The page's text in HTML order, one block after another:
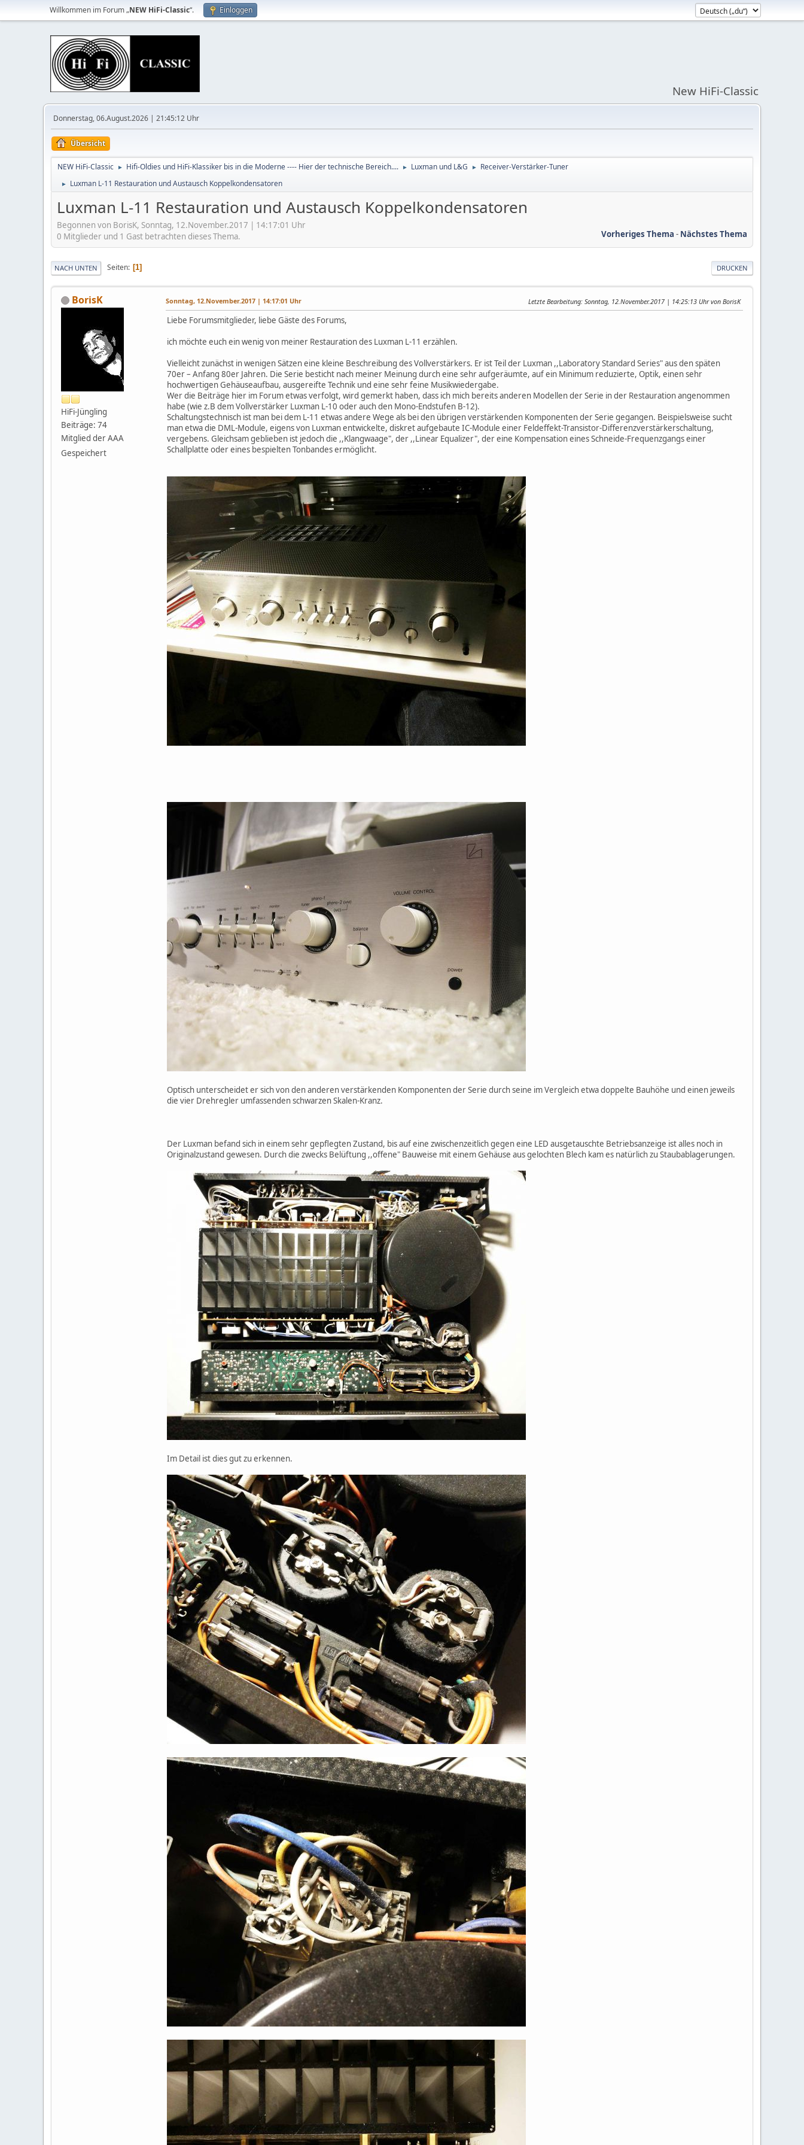
Willkommen im Forum „NEW HiFi-Classic“. Einloggen
New HiFi-Classic
Donnerstag, 06.August.2026 | 21:45:12 Uhr
Übersicht
NEW HiFi-Classic ► Hifi-Oldies und HiFi-Klassiker bis in die Moderne ---- Hier der technische Bereich.... ► Luxman und L&G ► Receiver-Verstärker-Tuner
► Luxman L-11 Restauration und Austausch Koppelkondensatoren
Luxman L-11 Restauration und Austausch Koppelkondensatoren
Begonnen von BorisK, Sonntag, 12.November.2017 | 14:17:01 Uhr
Vorheriges Thema - Nächstes Thema
0 Mitglieder und 1 Gast betrachten dieses Thema.
DRUCKEN
NACH UNTEN Seiten 1
BorisK
HiFi-Jüngling
Beiträge: 74
Mitglied der AAA
Gespeichert
Sonntag, 12.November.2017 | 14:17:01 Uhr Letzte Bearbeitung: Sonntag, 12.November.2017 | 14:25:13 Uhr von BorisK
Liebe Forumsmitglieder, liebe Gäste des Forums,
ich möchte euch ein wenig von meiner Restauration des Luxman L-11 erzählen.
Vielleicht zunächst in wenigen Sätzen eine kleine Beschreibung des Vollverstärkers. Er ist Teil der Luxman ,,Laboratory Standard Series" aus den späten
70er – Anfang 80er Jahren. Die Serie besticht nach meiner Meinung durch eine sehr aufgeräumte, auf ein Minimum reduzierte, Optik, einen sehr
hochwertigen Gehäuseaufbau, ausgereifte Technik und eine sehr feine Musikwiedergabe.
Wer die Beiträge hier im Forum etwas verfolgt, wird gemerkt haben, dass ich mich bereits anderen Modellen der Serie in der Restauration angenommen
habe (wie z.B dem Vollverstärker Luxman L-10 oder auch den Mono-Endstufen B-12).
Schaltungstechnisch ist man bei dem L-11 etwas andere Wege als bei den übrigen verstärkenden Komponenten der Serie gegangen. Beispielsweise sucht
man etwa die DML-Module, eigens von Luxman entwickelte, diskret aufgebaute IC-Module einer Feldeffekt-Transistor-Differenzverstärkerschaltung,
vergebens. Gleichsam geblieben ist jedoch die ,,Klangwaage", der ,,Linear Equalizer", der eine Kompensation eines Schneide-Frequenzgangs einer
Schallplatte oder eines bespielten Tonbandes ermöglicht.
Optisch unterscheidet er sich von den anderen verstärkenden Komponenten der Serie durch seine im Vergleich etwa doppelte Bauhöhe und einen jeweils
die vier Drehregler umfassenden schwarzen Skalen-Kranz.
Der Luxman befand sich in einem sehr gepflegten Zustand, bis auf eine zwischenzeitlich gegen eine LED ausgetauschte Betriebsanzeige ist alles noch in
Originalzustand gewesen. Durch die zwecks Belüftung ,,offene" Bauweise mit einem Gehäuse aus gelochten Blech kam es natürlich zu Staubablagerungen.
Im Detail ist dies gut zu erkennen.